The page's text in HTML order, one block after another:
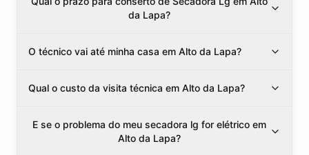
da Lapa?
O técnico vai até minha casa em Alto da Lapa?
Qual o custo da visita técnica em Alto da Lapa?
E se o problema do meu secadora lg for elétrico em
Alto da Lapa?